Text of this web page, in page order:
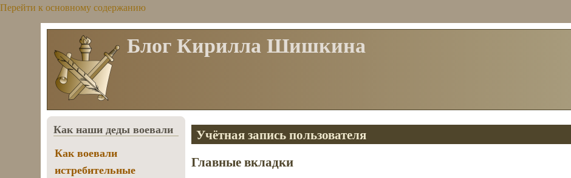
Перейти к основному содержанию
Блог Кирилла Шишкина
Учётная запись пользователя
Главные вкладки
Как наши деды воевали
Как воевали
истребительные